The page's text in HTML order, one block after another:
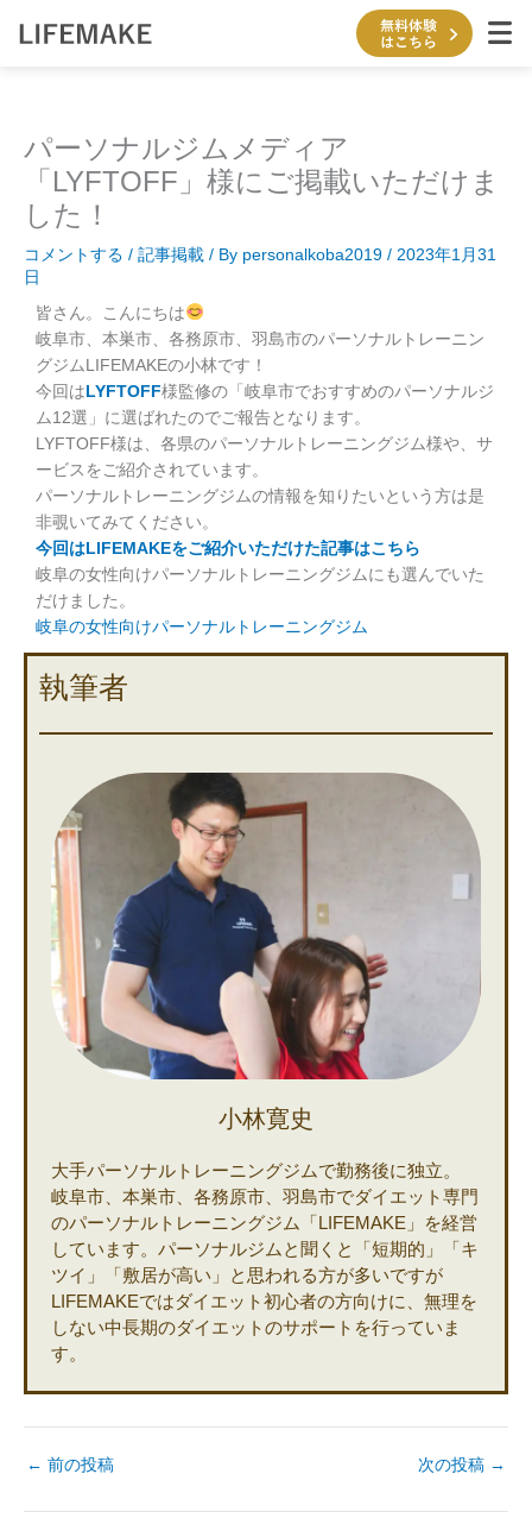
パーソナルジムメディア
「LYFTOFF」様にご掲載いただけま
した！
コメントする / 記事掲載 / By personalkoba2019 / 2023年1月31
日
皆さん。こんにちは
岐阜市、本巣市、各務原市、羽島市のパーソナルトレーニン
グジムLIFEMAKEの小林です！
今回はLYFTOFF様監修の「岐阜市でおすすめのパーソナルジ
ム12選」に選ばれたのでご報告となります。
LYFTOFF様は、各県のパーソナルトレーニングジム様や、サ
ービスをご紹介されています。
パーソナルトレーニングジムの情報を知りたいという方は是
非覗いてみてください。
今回はLIFEMAKEをご紹介いただけた記事はこちら
岐阜の女性向けパーソナルトレーニングジムにも選んでいた
だけました。
岐阜の女性向けパーソナルトレーニングジム
執筆者
小林寛史
大手パーソナルトレーニングジムで勤務後に独立。
岐阜市、本巣市、各務原市、羽島市でダイエット専門
のパーソナルトレーニングジム「LIFEMAKE」を経営
しています。パーソナルジムと聞くと「短期的」「キ
ツイ」「敷居が高い」と思われる方が多いですが
LIFEMAKEではダイエット初心者の方向けに、無理を
しない中長期のダイエットのサポートを行っていま
す。
← 前の投稿 次の投稿 →